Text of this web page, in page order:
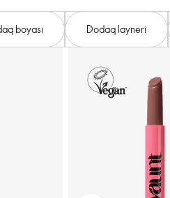
boyası Dodaq layneri